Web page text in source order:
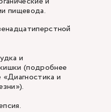
пищевода.
и
(подробнее
и